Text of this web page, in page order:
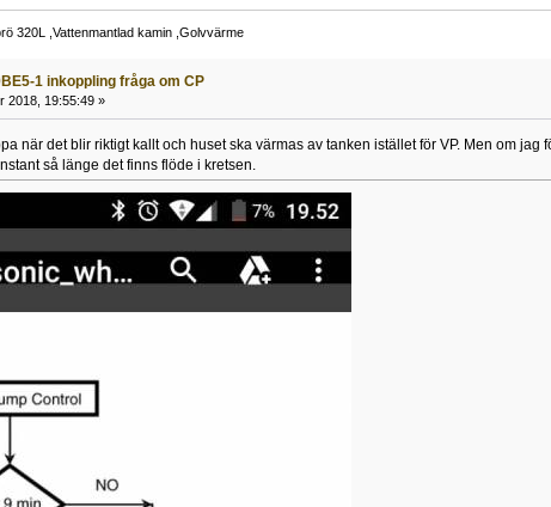
320L ,Vattenmantlad kamin ,Golvvärme
1 inkoppling fråga om CP
2018, 19:55:49 »
när det blir riktigt kallt och huset ska värmas av tanken istället för VP. Men om jag
så länge det finns flöde i kretsen.